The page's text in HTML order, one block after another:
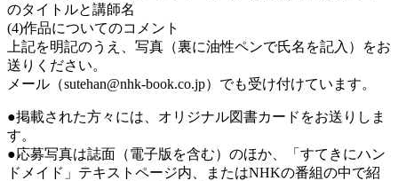
のタイトルと講師名
(4)作品についてのコメント
上記を明記のうえ、写真（裏に油性ペンで氏名を記入）をお
送りください。
メール（sutehan@nhk-book.co.jp）でも受け付けています。
●掲載された方々には、オリジナル図書カードをお送りしま
す。
●応募写真は誌面（電子版を含む）のほか、「すてきにハン
ドメイド」テキストページ内、またはNHKの番組の中で紹